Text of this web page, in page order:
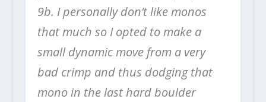
9b. I personally don’t like monos
that much so I opted to make a
small dynamic move from a very
bad crimp and thus dodging that
mono in the last hard boulder